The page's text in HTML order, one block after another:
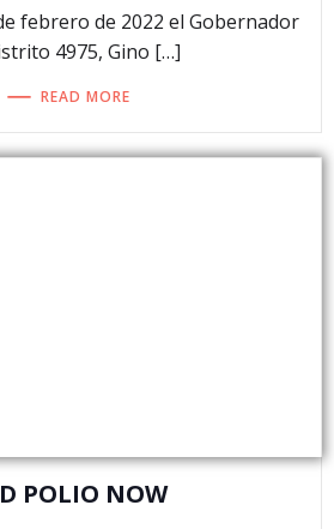
febrero de 2022 el Gobernador
4975, Gino […]
READ MORE
POLIO NOW